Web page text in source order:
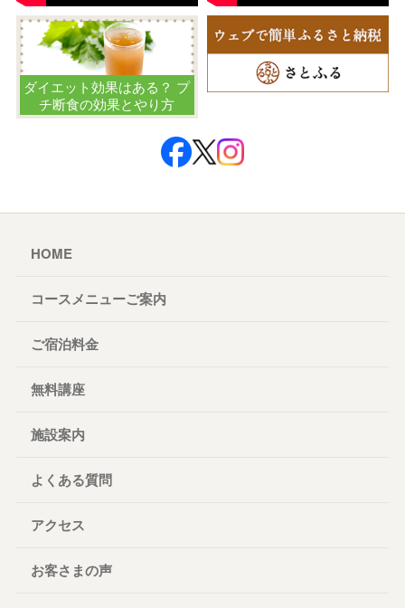
ダイエット効果はある？ プ
チ断食の効果とやり方
HOME
コースメニューご案内
ご宿泊料金
無料講座
施設案内
よくある質問
アクセス
お客さまの声